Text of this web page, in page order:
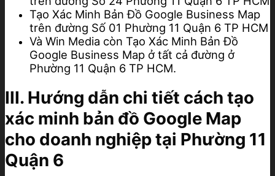
Tạo Xác Minh Bản Đồ Google Business Map
trên đường Số 01 Phường 11 Quận 6 TP HCM
Và Win Media còn Tạo Xác Minh Bản Đồ
Google Business Map ở tất cả đường ở
Phường 11 Quận 6 TP HCM.
III. Hướng dẫn chi tiết cách tạo
xác minh bản đồ Google Map
cho doanh nghiệp tại Phường 11
Quận 6